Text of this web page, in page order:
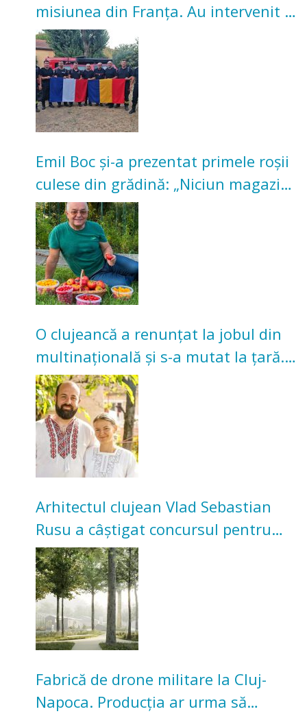
misiunea din Franța. Au intervenit la
incendii de vegetație și pădure
Emil Boc și-a prezentat primele roșii
culese din grădină: „Niciun magazin
nu poate oferi această satisfacție”
O clujeancă a renunțat la jobul din
multinațională și s-a mutat la țară.
Acum cultivă legume în grădina
bunicilor
Arhitectul clujean Vlad Sebastian
Rusu a câștigat concursul pentru
transformarea Grădinii Casei
Universitarilor
Fabrică de drone militare la Cluj-
Napoca. Producția ar urma să